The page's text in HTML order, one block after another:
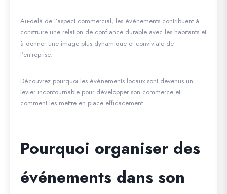
Au-delà de l’aspect commercial, les événements contribuent à
construire une relation de confiance durable avec les habitants et
à donner une image plus dynamique et conviviale de
l’entreprise.
Découvrez pourquoi les événements locaux sont devenus un
levier incontournable pour développer son commerce et
comment les mettre en place efficacement.
Pourquoi organiser des
événements dans son